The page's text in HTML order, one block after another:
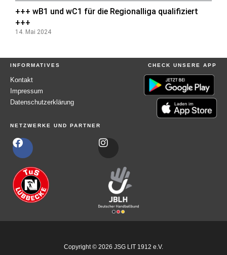
+++ wB1 und wC1 für die Regionalliga qualifiziert
+++
14. Mai 2024
INFORMATIVES
Kontakt
Impressum
Datenschutzerklärung
CHECK UNSERE APP
NETZWERKE UND PARTNER
F
e
b
o
o
t
a
g
r
a
m
Copyright © 2026 JSG LIT 1912 e.V.